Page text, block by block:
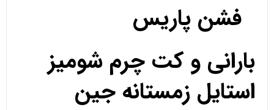
فشن پاریس
بارانی و کت چرم شومیز
استایل زمستانه جین